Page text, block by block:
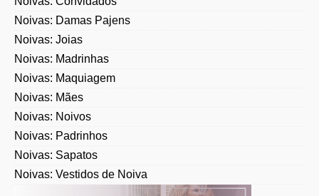
Noivas: Damas Pajens
Noivas: Joias
Noivas: Madrinhas
Noivas: Maquiagem
Noivas: Mães
Noivas: Noivos
Noivas: Padrinhos
Noivas: Sapatos
Noivas: Vestidos de Noiva